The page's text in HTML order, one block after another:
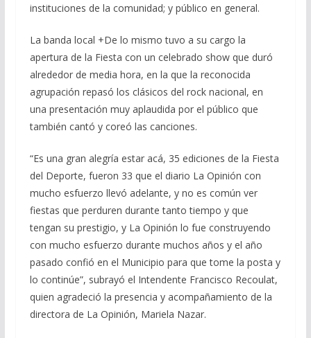
instituciones de la comunidad; y público en general.
La banda local +De lo mismo tuvo a su cargo la
apertura de la Fiesta con un celebrado show que duró
alrededor de media hora, en la que la reconocida
agrupación repasó los clásicos del rock nacional, en
una presentación muy aplaudida por el público que
también cantó y coreó las canciones.
“Es una gran alegría estar acá, 35 ediciones de la Fiesta
del Deporte, fueron 33 que el diario La Opinión con
mucho esfuerzo llevó adelante, y no es común ver
fiestas que perduren durante tanto tiempo y que
tengan su prestigio, y La Opinión lo fue construyendo
con mucho esfuerzo durante muchos años y el año
pasado confió en el Municipio para que tome la posta y
lo continúe”, subrayó el Intendente Francisco Recoulat,
quien agradeció la presencia y acompañamiento de la
directora de La Opinión, Mariela Nazar.